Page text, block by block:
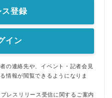
ス登録
イン
の連絡先や、イベント・記者会見
情報が閲覧できるようになりま
プレスリリース受信に関するご案内